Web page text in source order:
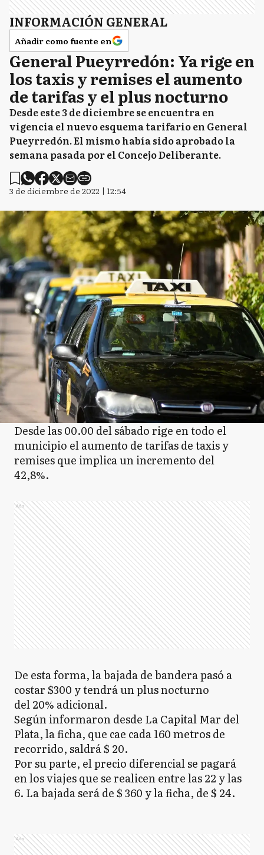
INFORMACIÓN GENERAL
Añadir como fuente en
General Pueyrredón: Ya rige en
los taxis y remises el aumento
de tarifas y el plus nocturno
Desde este 3 de diciembre se encuentra en
vigencia el nuevo esquema tarifario en General
Pueyrredón. El mismo había sido aprobado la
semana pasada por el Concejo Deliberante.
3 de diciembre de 2022 | 12:54
Desde las 00.00 del sábado rige en todo el
municipio el aumento de tarifas de taxis y
remises que implica un incremento del
42,8%.
Ads
De esta forma, la bajada de bandera pasó a
costar $300 y tendrá un plus nocturno
del 20% adicional.
Según informaron desde La Capital Mar del
Plata, la ficha, que cae cada 160 metros de
recorrido, saldrá $ 20.
Por su parte, el precio diferencial se pagará
en los viajes que se realicen entre las 22 y las
6. La bajada será de $ 360 y la ficha, de $ 24.
Ads